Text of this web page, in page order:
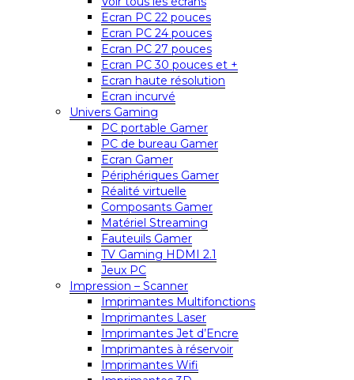
Ecran PC 22 pouces
Ecran PC 24 pouces
Ecran PC 27 pouces
Ecran PC 30 pouces et +
Ecran haute résolution
Ecran incurvé
Univers Gaming
PC portable Gamer
PC de bureau Gamer
Ecran Gamer
Périphériques Gamer
Réalité virtuelle
Composants Gamer
Matériel Streaming
Fauteuils Gamer
TV Gaming HDMI 2.1
Jeux PC
Impression – Scanner
Imprimantes Multifonctions
Imprimantes Laser
Imprimantes Jet d’Encre
Imprimantes à réservoir
Imprimantes Wifi